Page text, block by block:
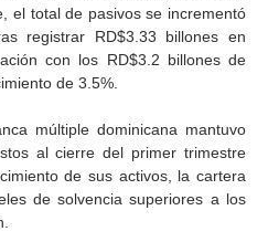
el total de pasivos se incrementó
registrar RD$3.33 billones en
con los RD$3.2 billones de
de 3.5%.
múltiple dominicana mantuvo
al cierre del primer trimestre
de sus activos, la cartera
de solvencia superiores a los